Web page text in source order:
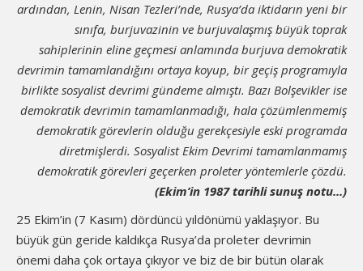
ardından, Lenin, Nisan Tezleri’nde, Rusya’da iktidarın yeni bir
sınıfa, burjuvazinin ve burjuvalaşmış büyük toprak
sahiplerinin eline geçmesi anlamında burjuva demokratik
devrimin tamamlandığını ortaya koyup, bir geçiş programıyla
birlikte sosyalist devrimi gündeme almıştı. Bazı Bolşevikler ise
demokratik devrimin tamamlanmadığı, hala çözümlenmemiş
demokratik görevlerin olduğu gerekçesiyle eski programda
diretmişlerdi. Sosyalist Ekim Devrimi tamamlanmamış
demokratik görevleri geçerken proleter yöntemlerle çözdü.
(Ekim’in 1987 tarihli sunuş notu...)
25 Ekim’in (7 Kasım) dördüncü yıldönümü yaklaşıyor. Bu
büyük gün geride kaldıkça Rusya’da proleter devrimin
önemi daha çok ortaya çıkıyor ve biz de bir bütün olarak